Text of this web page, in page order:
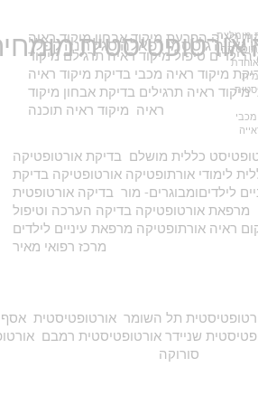
מומלצת
כללית מושלם בדיקת אורטופטיקה
לימודי אורתופטיקה אורטופטיקה בדיקת
לילדיםומבוגרים- מור בדיקה אורטופטית
מרפאת אורטופטיקה בדיקה הערכה וטיפול
ראיה אורתופטיקה מרפאת עיניים לילדים
מרכז רפואי מאיר
ראיה הפרעת מיקוד אבחון מיקוד ראיה
ילדים טיפול מיקוד ראיה תרגילם מיקוד
מיקוד ראיה מכבי בדיקת מיקוד ראיה
מיקוד ראיה תרגילים בדיקת אבחון מיקוד
נאווה גוטסמן רפאלה סגל חנה קפלן
שניידר אורטופטיסטית רמבם
סורוקה